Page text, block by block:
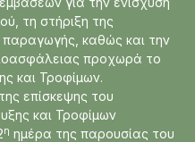
τη στήριξη της
παραγωγής, καθώς και την
προχωρά το
και Τροφίμων.
επίσκεψης του
και Τροφίμων
η ημέρα της παρουσίας του